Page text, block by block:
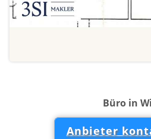
Büro in
Anbieter